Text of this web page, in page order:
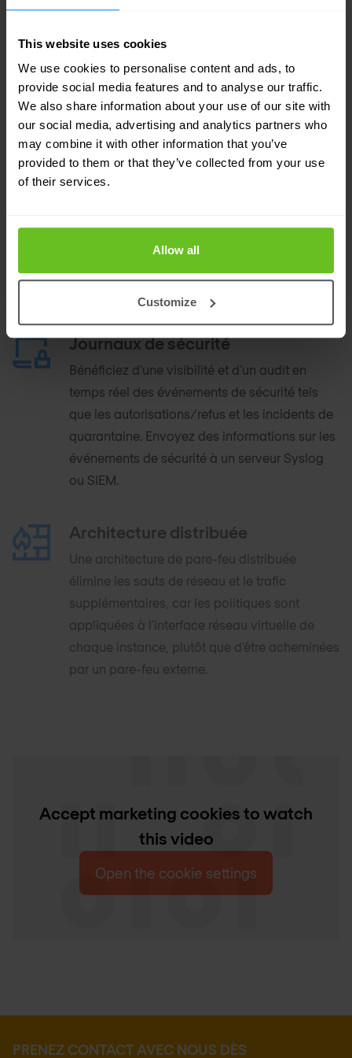
This website uses cookies
We use cookies to personalise content and ads, to
provide social media features and to analyse our traffic.
We also share information about your use of our site with
our social media, advertising and analytics partners who
may combine it with other information that you’ve
provided to them or that they’ve collected from your use
of their services.
Allow all
Customize
Utilisez les outils d'exploitation existants du
deuxième jour pour obtenir une visibilité sur le
privés virtuels.
Instances de quarantaine
Vous pouvez mettre en quarantaine les
charges de travail malveillantes et
public sans sécurité de micro-segmentation.
Les instances mises en quarantaine ne
Journaux de sécurité
Bénéficiez d'une visibilité et d'un audit en
temps réel des événements de sécurité tels
que les autorisations/refus et les incidents de
quarantaine. Envoyez des informations sur les
événements de sécurité à un serveur Syslog
ou SIEM.
Architecture distribuée
Une architecture de pare-feu distribuée
élimine les sauts de réseau et le trafic
supplémentaires, car les politiques sont
appliquées à l'interface réseau virtuelle de
chaque instance, plutôt que d'être acheminées
par un pare-feu externe.
Accept marketing cookies to watch
this video
Open the cookie settings
PRENEZ CONTACT AVEC NOUS DÈS